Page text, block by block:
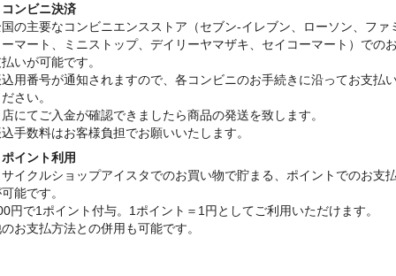
ンビニ決済
の主要なコンビニエンスストア（セブン-イレブン、ローソン、ファ
マート、ミニストップ、デイリーヤマザキ、セイコーマート）での
いが可能です。
用番号が通知されますので、各コンビニのお手続きに沿ってお支払
さい。
にてご入金が確認できましたら商品の発送を致します。
手数料はお客様負担でお願いいたします。
イント利用
イクルショップアイスタでのお買い物で貯まる、ポイントでのお支
能です。
円で1ポイント付与。1ポイント＝1円としてご利用いただけます。
お支払方法との併用も可能です。